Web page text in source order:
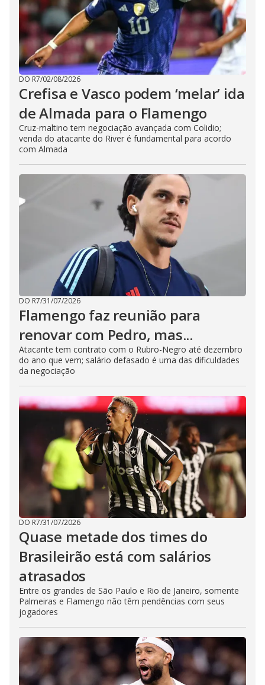
DO R7/02/08/2026
Crefisa e Vasco podem ‘melar’ ida
de Almada para o Flamengo
Cruz-maltino tem negociação avançada com Colidio;
venda do atacante do River é fundamental para acordo
com Almada
DO R7/31/07/2026
Flamengo faz reunião para
renovar com Pedro, mas...
Atacante tem contrato com o Rubro-Negro até dezembro
do ano que vem; salário defasado é uma das dificuldades
da negociação
DO R7/31/07/2026
Quase metade dos times do
Brasileirão está com salários
atrasados
Entre os grandes de São Paulo e Rio de Janeiro, somente
Palmeiras e Flamengo não têm pendências com seus
jogadores